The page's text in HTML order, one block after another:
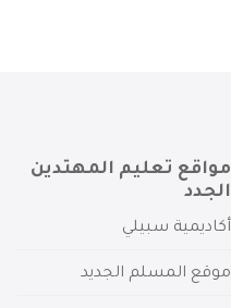
مواقع تعليم المهتدين
الجدد
أكاديمية سبيلي
موقع المسلم الجديد